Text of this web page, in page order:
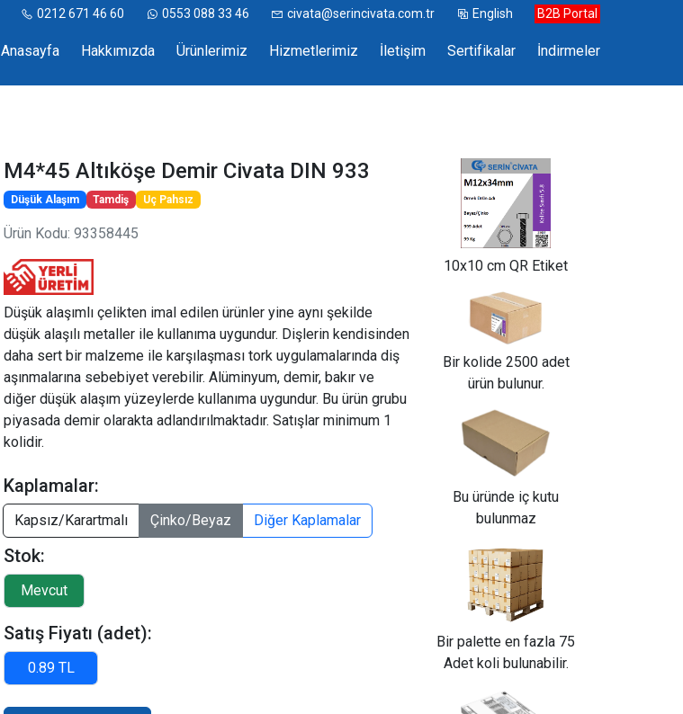
0212 671 46 60 0553 088 33 46 civata@serincivata.com.tr English B2B Portal
Anasayfa Hakkımızda Ürünlerimiz Hizmetlerimiz İletişim Sertifikalar İndirmeler
10x10 cm QR Etiket
Bir kolide 2500 adet
ürün bulunur.
Bu üründe iç kutu
bulunmaz
Bir palette en fazla 75
Adet koli bulunabilir.
M4*45 Altıköşe Demir Civata DIN 933
Düşük Alaşım Tamdiş Uç Pahsız
Ürün Kodu: 93358445
Düşük alaşımlı çelikten imal edilen ürünler yine aynı şekilde
düşük alaşılı metaller ile kullanıma uygundur. Dişlerin kendisinden
daha sert bir malzeme ile karşılaşması tork uygulamalarında diş
aşınmalarına sebebiyet verebilir. Alüminyum, demir, bakır ve
diğer düşük alaşım yüzeylerde kullanıma uygundur. Bu ürün grubu
piyasada demir olarakta adlandırılmaktadır. Satışlar minimum 1
kolidir.
Kaplamalar:
Kapsız/Karartmalı Çinko/Beyaz Diğer Kaplamalar
Stok:
Satış Fiyatı (adet):